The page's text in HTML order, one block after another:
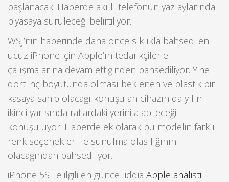
başlanacak. Haberde akıllı telefonun yaz aylarında
piyasaya sürüleceği belirtiliyor.
WSJ’nin haberinde daha önce sıklıkla bahsedilen
ucuz iPhone için Apple’ın tedarikçilerle
çalışmalarına devam ettiğinden bahsediliyor. Yine
dört inç boyutunda olması beklenen ve plastik bir
kasaya sahip olacağı konuşulan cihazın da yılın
ikinci yarısında raflardaki yerini alabileceği
konuşuluyor. Haberde ek olarak bu modelin farklı
renk seçenekleri ile sunulma olasılığının
olacağından bahsediliyor.
iPhone 5S ile ilgili en güncel iddia Apple analisti